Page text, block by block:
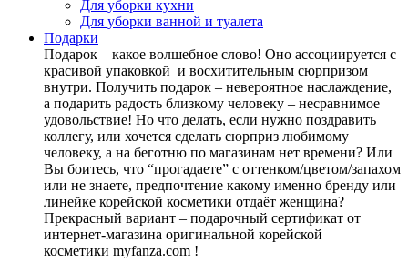
Для уборки кухни
Для уборки ванной и туалета
Подарки
Подарок – какое волшебное слово! Оно ассоциируется с
красивой упаковкой и восхитительным сюрпризом
внутри. Получить подарок – невероятное наслаждение,
а подарить радость близкому человеку – несравнимое
удовольствие! Но что делать, если нужно поздравить
коллегу, или хочется сделать сюрприз любимому
человеку, а на беготню по магазинам нет времени? Или
Вы боитесь, что “прогадаете” с оттенком/цветом/запахом
или не знаете, предпочтение какому именно бренду или
линейке корейской косметики отдаёт женщина?
Прекрасный вариант – подарочный сертификат от
интернет-магазина оригинальной корейской
косметики myfanza.com !